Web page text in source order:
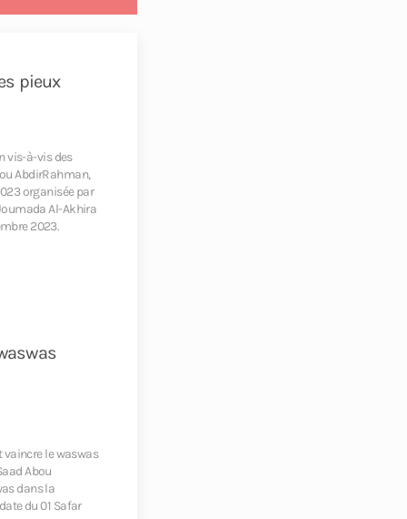
pieux
vis-à-vis des
AbdirRahman,
organisée par
Al-Akhira
2023.
vaincre le waswas
Abou
dans la
du 01 Safar